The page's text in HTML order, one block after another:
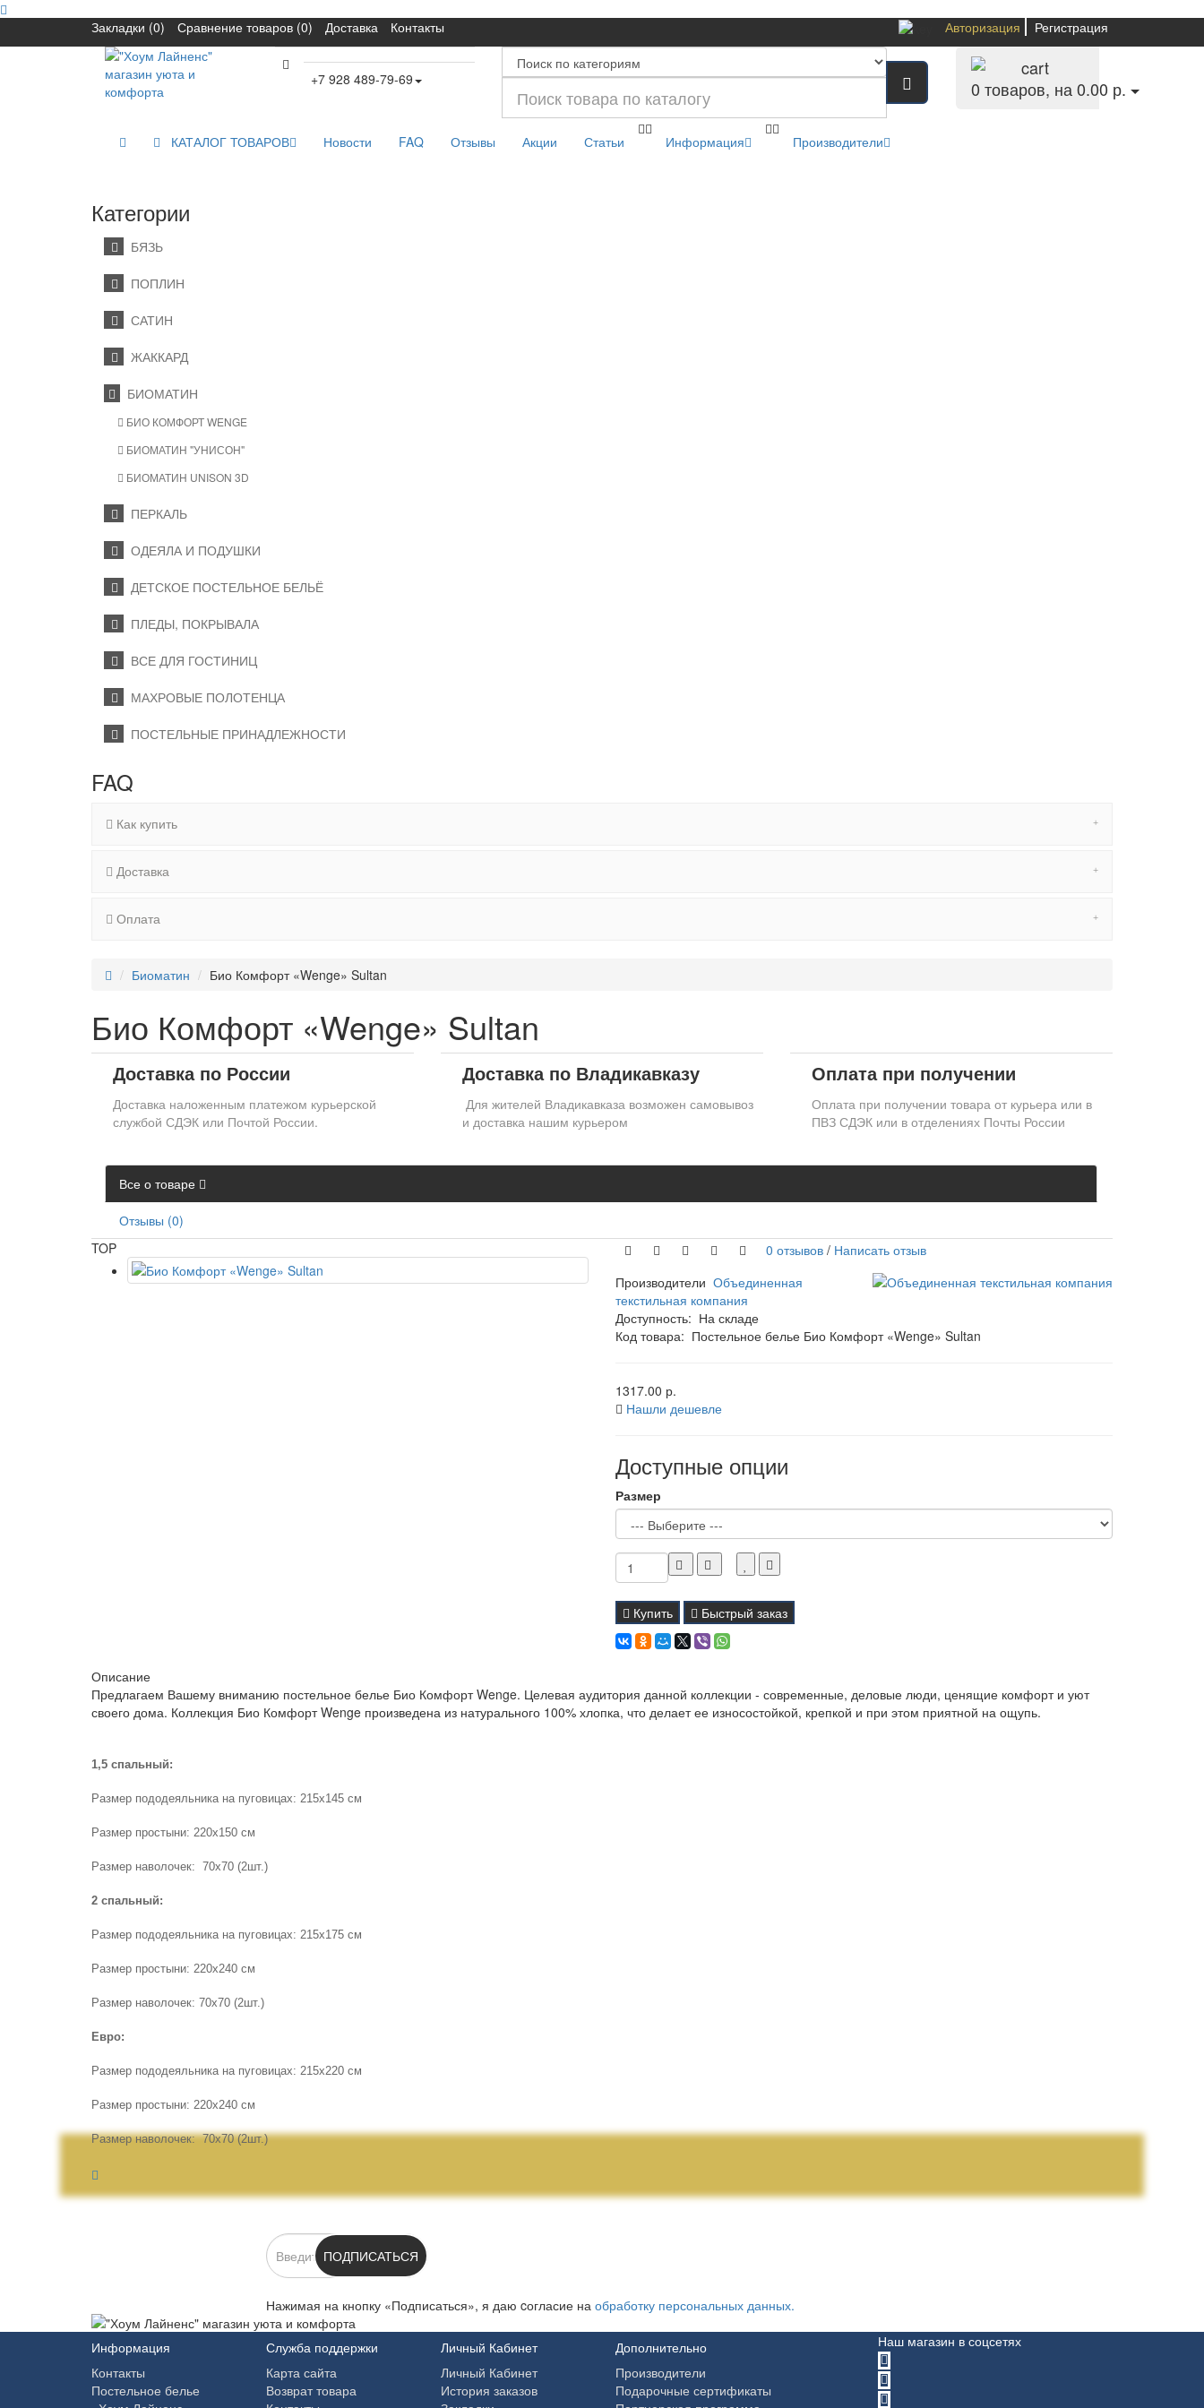
Закладки (0) Сравнение товаров (0) Доставка Контакты Авторизация Регистрация
+7 928 489-79-69 0 товаров, на 0.00 р.
КАТАЛОГ ТОВАРОВ Новости FAQ Отзывы Акции Статьи Информация Производители
Категории
БЯЗЬ
ПОПЛИН
САТИН
ЖАККАРД
БИОМАТИН
БИО КОМФОРТ WENGE
БИОМАТИН "УНИСОН"
БИОМАТИН UNISON 3D
ПЕРКАЛЬ
ОДЕЯЛА И ПОДУШКИ
ДЕТСКОЕ ПОСТЕЛЬНОЕ БЕЛЬЁ
ПЛЕДЫ, ПОКРЫВАЛА
ВСЕ ДЛЯ ГОСТИНИЦ
МАХРОВЫЕ ПОЛОТЕНЦА
ПОСТЕЛЬНЫЕ ПРИНАДЛЕЖНОСТИ
FAQ
Как купить
Доставка
Оплата
Биоматин Био Комфорт «Wenge» Sultan
Био Комфорт «Wenge» Sultan
Доставка по России
Доставка наложенным платежом курьерской
службой СДЭК или Почтой России.
Доставка по Владикавказу
Для жителей Владикавказа возможен самовывоз
и доставка нашим курьером
Оплата при получении
Оплата при получении товара от курьера или в
ПВЗ СДЭК или в отделениях Почты России
Все о товаре
Отзывы (0)
TOP
0 отзывов / Написать отзыв
Производители Объединенная
текстильная компания
Доступность: На складе
Код товара: Постельное белье Био Комфорт «Wenge» Sultan
1317.00 р.
Нашли дешевле
Доступные опции
Размер
Купить Быстрый заказ
Описание
Предлагаем Вашему вниманию постельное белье Био Комфорт Wenge. Целевая аудитория данной коллекции - современные, деловые люди, ценящие комфорт и уют
своего дома. Коллекция Био Комфорт Wenge произведена из натурального 100% хлопка, что делает ее износостойкой, крепкой и при этом приятной на ощупь.
1,5 спальный:
Размер пододеяльника на пуговицах: 215х145 см
Размер простыни: 220х150 см
Размер наволочек: 70х70 (2шт.)
2 спальный:
Размер пододеяльника на пуговицах: 215х175 см
Размер простыни: 220х240 см
Размер наволочек: 70х70 (2шт.)
Евро:
Размер пододеяльника на пуговицах: 215х220 см
Размер простыни: 220х240 см
Размер наволочек: 70х70 (2шт.)
ПОДПИСАТЬСЯ
Нажимая на кнопку «Подписаться», я даю cогласие на обработку персональных данных.
Информация
Контакты
Постельное белье
Служба поддержки
Карта сайта
Возврат товара
Личный Кабинет
Личный Кабинет
История заказов
Дополнительно
Производители
Подарочные сертификаты
Наш магазин в соцсетях